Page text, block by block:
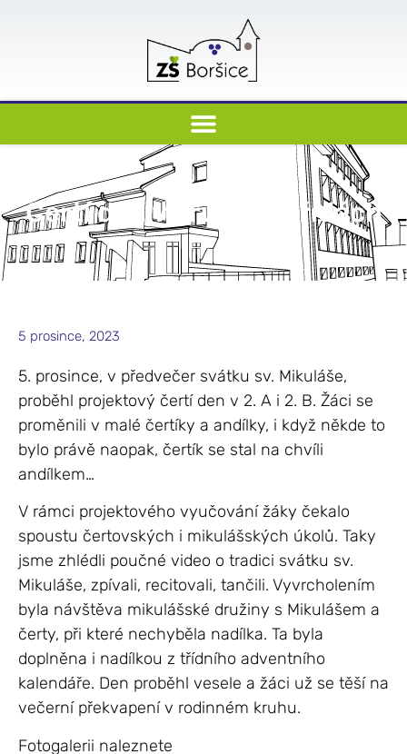
Čertí den v druhých třídách
5 prosince, 2023
5. prosince, v předvečer svátku sv. Mikuláše,
proběhl projektový čertí den v 2. A i 2. B. Žáci se
proměnili v malé čertíky a andílky, i když někde to
bylo právě naopak, čertík se stal na chvíli
andílkem…
V rámci projektového vyučování žáky čekalo
spoustu čertovských i mikulášských úkolů. Taky
jsme zhlédli poučné video o tradici svátku sv.
Mikuláše, zpívali, recitovali, tančili. Vyvrcholením
byla návštěva mikulášské družiny s Mikulášem a
čerty, při které nechyběla nadílka. Ta byla
doplněna i nadílkou z třídního adventního
kalendáře. Den proběhl vesele a žáci už se těší na
večerní překvapení v rodinném kruhu.
Fotogalerii naleznete